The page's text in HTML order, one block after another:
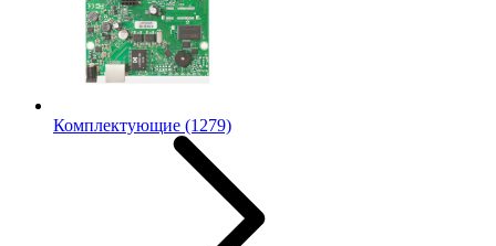
Комплектующие (1279)